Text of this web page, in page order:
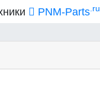
PNM-Parts.ru